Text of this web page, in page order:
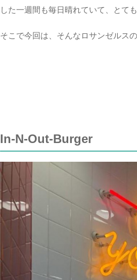
した一週間も毎日晴れていて、とて
そこで今回は、そんなロサンゼルス
In-N-Out-Burger